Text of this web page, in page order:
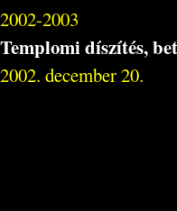
2002-2003
Templomi díszítés,
2002. december 20.